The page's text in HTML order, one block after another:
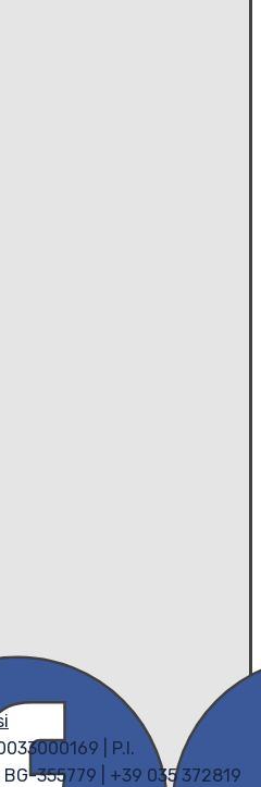
| P.I.
355779 | +39 035 372819